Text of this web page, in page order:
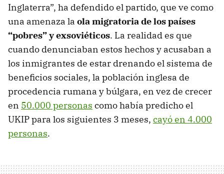
Inglaterra”, ha defendido el partido, que ve como
una amenaza la ola migratoria de los países
“pobres” y exsoviéticos. La realidad es que
cuando denunciaban estos hechos y acusaban a
los inmigrantes de estar drenando el sistema de
beneficios sociales, la población inglesa de
procedencia rumana y búlgara, en vez de crecer
en 50.000 personas como había predicho el
UKIP para los siguientes 3 meses, cayó en 4.000
personas.